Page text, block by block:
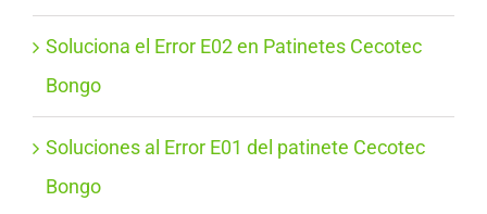
Soluciona el Error E02 en Patinetes Cecotec
Bongo
Soluciones al Error E01 del patinete Cecotec
Bongo